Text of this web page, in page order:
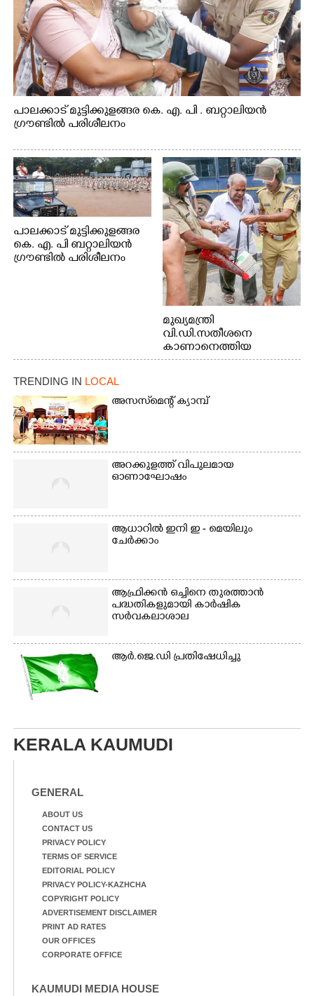
പാലക്കാട് മുട്ടിക്കുളങ്ങര കെ. എ. പി . ബറ്റാലിയൻ
ഗ്രൗണ്ടിൽ പരിശീലനം
പാലക്കാട് മുട്ടിക്കുളങ്ങര
കെ. എ. പി ബറ്റാലിയൻ
ഗ്രൗണ്ടിൽ പരിശീലനം
മുഖ്യമന്ത്രി
വി.ഡി.സതീശനെ
കാണാനെത്തിയ
മോഹനൻ നായർ
TRENDING IN LOCAL
അസസ്‌മെന്റ് ക്യാമ്പ്
അറക്കുളത്ത് വിപുലമായ
ഓണാഘോഷം
ആധാറിൽ ഇനി ഇ - മെയിലും
ചേർക്കാം
ആഫ്രിക്കൻ ഒച്ചിനെ തുരത്താൻ
പദ്ധതികളുമായി കാർഷിക
സർവകലാശാല
ആർ.ജെ.ഡി പ്രതിഷേധിച്ചു
KERALA KAUMUDI
GENERAL
ABOUT US
CONTACT US
PRIVACY POLICY
TERMS OF SERVICE
EDITORIAL POLICY
PRIVACY POLICY-KAZHCHA
COPYRIGHT POLICY
ADVERTISEMENT DISCLAIMER
PRINT AD RATES
OUR OFFICES
CORPORATE OFFICE
KAUMUDI MEDIA HOUSE